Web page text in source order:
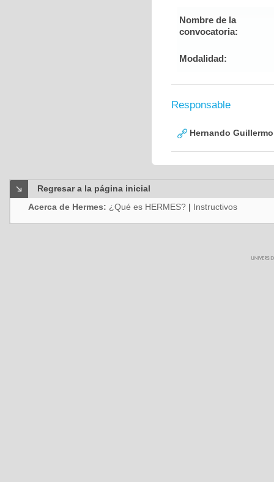
Nombre de la
convocatoria:
Modalidad:
Responsable
Hernando
Regresar a la página inicial
Acerca de Hermes: ¿Qué es HERMES? | Instructivos